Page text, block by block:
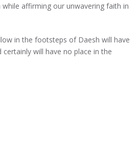
affirming our unwavering faith in
in the footsteps of Daesh will have
will have no place in the